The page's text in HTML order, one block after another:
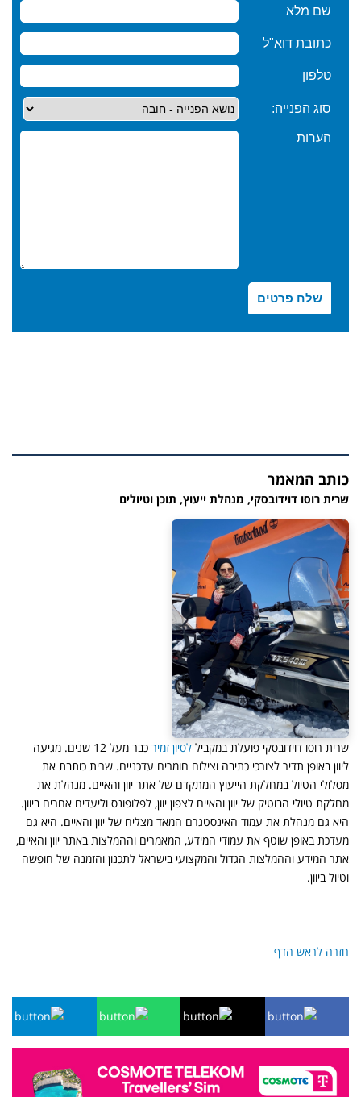
כותב המאמר
שרית רוסו דוידובסקי, מנהלת ייעוץ, תוכן וטיולים
שרית רוסו דוידובסקי פועלת במקביל לסיון זמיר
כבר מעל 12 שנים. מגיעה
ליוון באופן תדיר לצורכי כתיבה וצילום חומרים עדכניים. שרית כותבת את
מסלולי הטיול במחלקת הייעוץ המתקדם של אתר יוון והאיים. מנהלת את
מחלקת טיולי הבוטיק של יוון והאיים לצפון יוון, לפלופונס וליעדים אחרים ביוון.
היא גם מנהלת את עמוד האינסטגרם המאד מצליח של יוון והאיים. היא גם
מעדכת באופן שוטף את עמודי המידע, המאמרים וההמלצות באתר יוון והאיים,
אתר המידע וההמלצות הגדול והמקצועי בישראל לתכנון והזמנה של חופשה
וטיול ביוון.
חזרה לראש הדף